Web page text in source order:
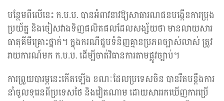
បន្ថែមពីលើនេះ ក.ប.ប. បានអំពាវនាវឱ្យសាធារណជនបង្កើនការប្រុង
ប្រយ័ត្ន និងចៀសវាងទិញផលិតផលដែលសង្ស័យថា មានលាយសារ
ធាតុគីមីគ្រោះថ្នាក់។ ក្នុងករណីជួបទំនិញគ្មានប្រភពច្បាស់លាស់ ត្រូវ
រាយការណ៍មក ក.ប.ប. ដើម្បីចាត់វិធានការតាមផ្លូវច្បាប់។
ការព្រួយបារម្ភនេះកើតឡើង ខណៈដែលប្រទេសចិន បានរឹតបន្តឹងការ
នាំចូលទុរេនពីប្រទេសថៃ និងវៀតណាម ដោយសាររកឃើញការប្រើ